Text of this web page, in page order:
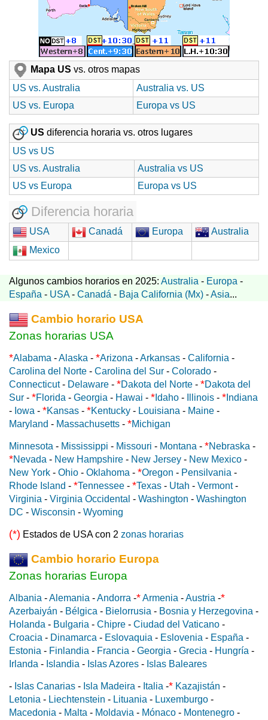
Mapa US vs. otros mapas
US vs. Australia
Australia vs. US
US vs. Europa
Europa vs US
US diferencia horaria vs. otros lugares
US vs US
US vs. Australia
Australia vs US
US vs Europa
Europa vs US
Diferencia horaria
USA Canadá Europa
Australia
Mexico
Algunos cambios horarios en 2025: Australia - Europa -
España - USA- Canadá - Baja California (Mx) -Asia...
Cambio horario USA
Zonas horarias USA
*Alabama -Alaska - *Arizona -Arkansas - California -
Carolina del Norte - Carolina del Sur - Colorado -
Connecticut- Delaware - *Dakota del Norte - *Dakota del
Sur - *Florida - Georgia - Hawai - * Idaho - Illinois - * Indiana
- Iowa - *Kansas - *Kentucky - Louisiana - Maine -
Maryland - Massachusetts - *Michigan
Minnesota - Mississippi - Missouri - Montana - *Nebraska -
*Nevada - New Hampshire - New Jersey - New Mexico -
New York - Ohio - Oklahoma - *Oregon - Pensilvania -
Rhode Island - *Tennessee - *Texas - Utah - Vermont-
Virginia - Virginia Occidental - Washington - Washington
DC - Wisconsin - Wyoming
(*) Estados de USA con 2 zonas horarias
Cambio horario Europa
Zonas horarias Europa
Albania -Alemania -Andorra -*Armenia -Austria -*
Azerbaiyán - Bélgica - Bielorrusia - Bosnia y Herzegovina -
Holanda - Bulgaria - Chipre - Ciudad del Vaticano -
Croacia - Dinamarca - Eslovaquia - Eslovenia - España -
Estonia - Finlandia - Francia - Georgia - Grecia - Hungría -
Irlanda - Islandia - Islas Azores - Islas Baleares
- Islas Canarias - Isla Madeira - Italia -* Kazajistán -
Letonia - Liechtenstein - Lituania - Luxemburgo -
Macedonia - Malta - Moldavia - Mónaco - Montenegro -